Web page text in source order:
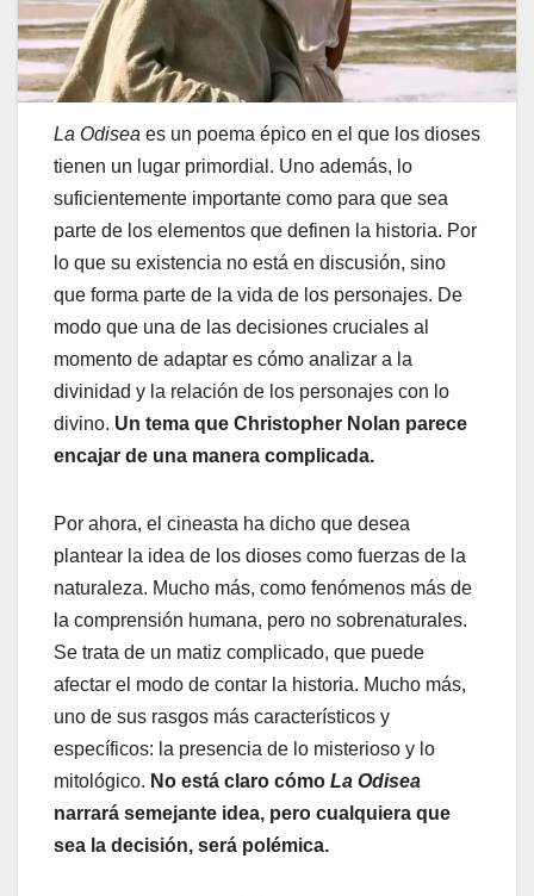
La Odisea es un poema épico en el que los dioses
tienen un lugar primordial. Uno además, lo
suficientemente importante como para que sea
parte de los elementos que definen la historia. Por
lo que su existencia no está en discusión, sino
que forma parte de la vida de los personajes. De
modo que una de las decisiones cruciales al
momento de adaptar es cómo analizar a la
divinidad y la relación de los personajes con lo
divino. Un tema que Christopher Nolan parece
encajar de una manera complicada.
Por ahora, el cineasta ha dicho que desea
plantear la idea de los dioses como fuerzas de la
naturaleza. Mucho más, como fenómenos más de
la comprensión humana, pero no sobrenaturales.
Se trata de un matiz complicado, que puede
afectar el modo de contar la historia. Mucho más,
uno de sus rasgos más característicos y
específicos: la presencia de lo misterioso y lo
mitológico. No está claro cómo La Odisea
narrará semejante idea, pero cualquiera que
sea la decisión, será polémica.